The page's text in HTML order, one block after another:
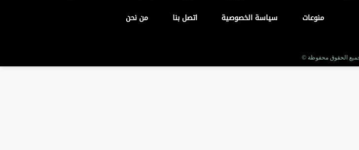
منوعات
سياسة الخصوصية اتصل بنا من نحن
الحقوق محفوظة ©